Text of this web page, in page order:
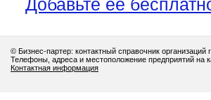
Добавьте её
© Бизнес-партер: контактный справочник
Телефоны, адреса и местоположение предприятий на
Контактная информация